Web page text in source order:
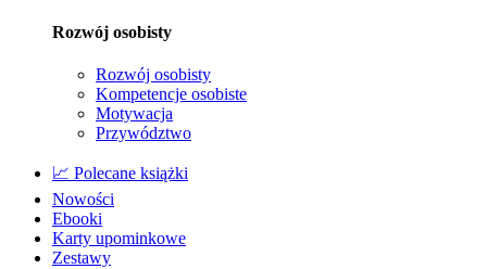
Rozwój osobisty
Rozwój osobisty
Kompetencje osobiste
Motywacja
Przywództwo
📈 Polecane książki
Nowości
Ebooki
Karty upominkowe
Zestawy